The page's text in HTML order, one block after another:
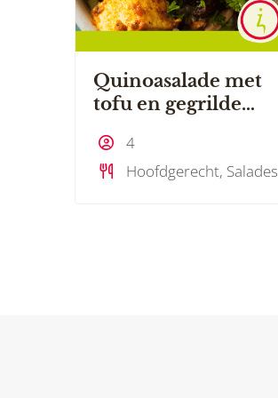
Quinoasalade met
tofu en gegrilde
4
Hoofdgerecht, Salades